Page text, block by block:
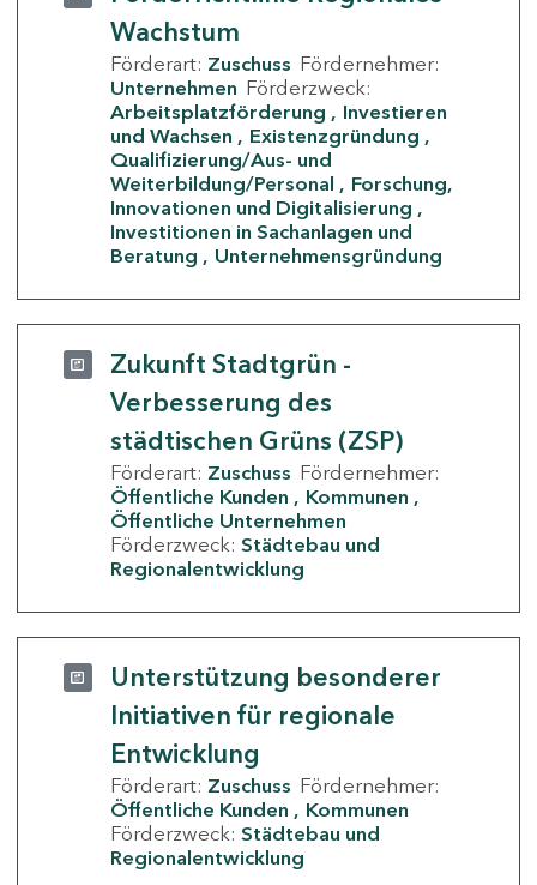
Wachstum
Förderart: Zuschuss Fördernehmer:
Unternehmen Förderzweck:
Arbeitsplatzförderung
Investieren
und Wachsen
Existenzgründung
Qualifizierung/Aus- und
Weiterbildung/Personal
Forschung,
Innovationen und Digitalisierung
Investitionen in Sachanlagen und
Beratung
Unternehmensgründung
Zukunft Stadtgrün -
Verbesserung des
städtischen Grüns (ZSP)
Förderart: Zuschuss Fördernehmer:
Öffentliche Kunden
Kommunen
Öffentliche Unternehmen
Förderzweck: Städtebau und
Regionalentwicklung
Unterstützung besonderer
Initiativen für regionale
Entwicklung
Förderart: Zuschuss Fördernehmer:
Öffentliche Kunden
Kommunen
Förderzweck: Städtebau und
Regionalentwicklung